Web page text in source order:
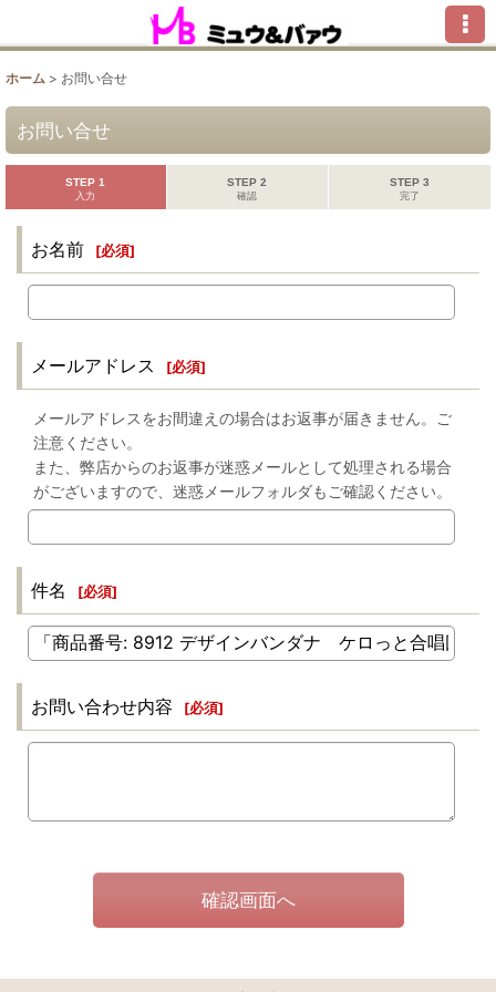
ホーム > お問い合せ
お問い合せ
STEP 1
入力
STEP 2
確認
STEP 3
完了
お名前 [必須]
メールアドレス [必須]
メールアドレスをお間違えの場合はお返事が届きません。ご
注意ください。
また、弊店からのお返事が迷惑メールとして処理される場合
がございますので、迷惑メールフォルダもご確認ください。
件名 [必須]
お問い合わせ内容 [必須]
確認画面へ